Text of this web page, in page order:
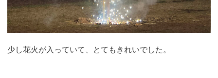
少し花火が入っていて、とてもきれいでした。